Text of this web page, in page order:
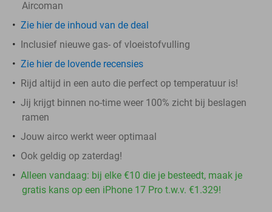
Aircoman
Zie hier de inhoud van de deal
Inclusief nieuwe gas- of vloeistofvulling
Zie hier de lovende recensies
Rijd altijd in een auto die perfect op temperatuur is!
Jij krijgt binnen no-time weer 100% zicht bij beslagen
ramen
Jouw airco werkt weer optimaal
Ook geldig op zaterdag!
Alleen vandaag: bij elke €10 die je besteedt, maak je
gratis kans op een iPhone 17 Pro t.w.v. €1.329!